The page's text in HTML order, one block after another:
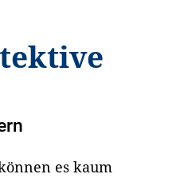
es kaum